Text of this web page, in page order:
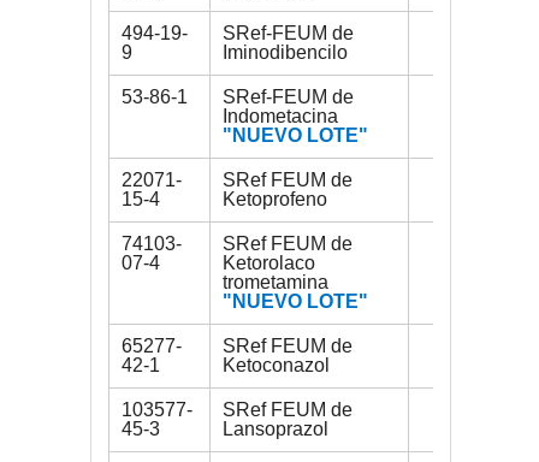
494-19-
9
SRef-FEUM de
Iminodibencilo
53-86-1
SRef-FEUM de
Indometacina
"NUEVO LOTE"
22071-
15-4
SRef FEUM de
Ketoprofeno
74103-
07-4
SRef FEUM de
Ketorolaco
trometamina
"NUEVO LOTE"
65277-
42-1
SRef FEUM de
Ketoconazol
103577-
45-3
SRef FEUM de
Lansoprazol